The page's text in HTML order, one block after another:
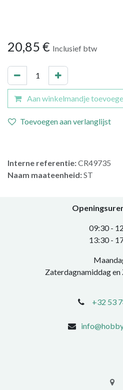
20,85 € Inclusief btw
Aan winkelmandje
Toevoegen aan verlanglijst
Interne referentie:CR49735
Naam maateenheid:ST
0​9:30 -
​13:30 -
Zaterdagnamiddag
+32 53